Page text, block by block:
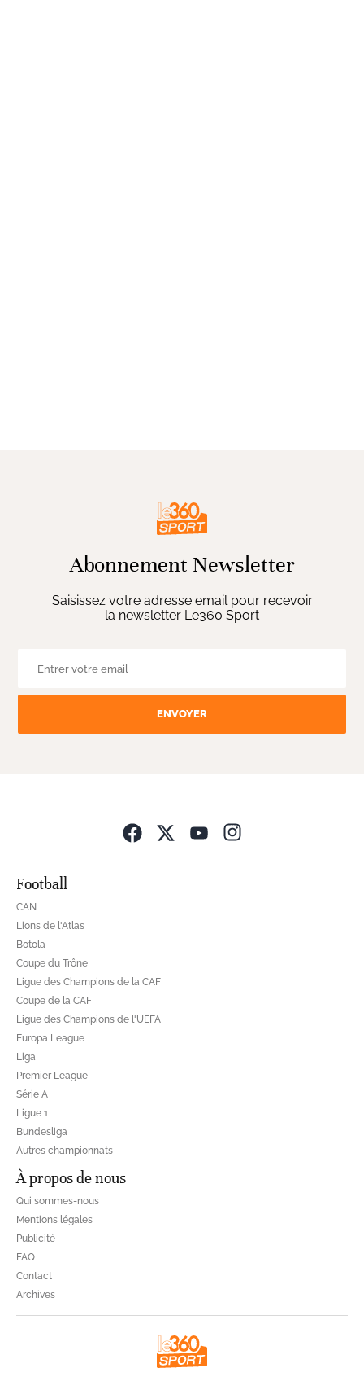
Abonnement Newsletter
Saisissez votre adresse email pour recevoir
la newsletter Le360 Sport
ENVOYER
Football
CAN
Lions de l'Atlas
Botola
Coupe du Trône
Ligue des Champions de la CAF
Coupe de la CAF
Ligue des Champions de l'UEFA
Europa League
Liga
Premier League
Série A
Ligue 1
Bundesliga
Autres championnats
À propos de nous
Qui sommes-nous
Mentions légales
Publicité
FAQ
Contact
Archives